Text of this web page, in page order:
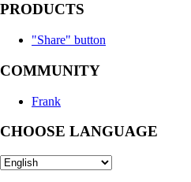
PRODUCTS
"Share" button
COMMUNITY
Frank
CHOOSE LANGUAGE